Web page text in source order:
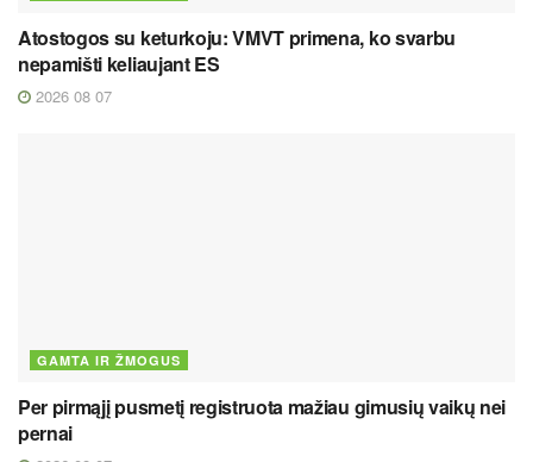
Atostogos su keturkoju: VMVT primena, ko svarbu
nepamišti keliaujant ES
2026 08 07
GAMTA IR ŽMOGUS
Per pirmąjį pusmetį registruota mažiau gimusių vaikų nei
pernai